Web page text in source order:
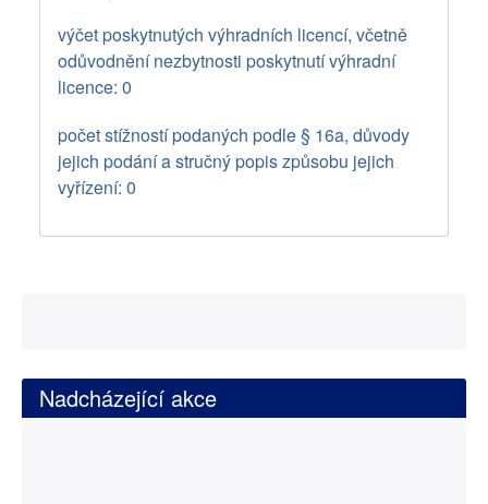
výčet poskytnutých výhradních licencí, včetně
odůvodnění nezbytnosti poskytnutí výhradní
licence: 0
počet stížností podaných podle § 16a, důvody
jejich podání a stručný popis způsobu jejich
vyřízení: 0
Nadcházející akce